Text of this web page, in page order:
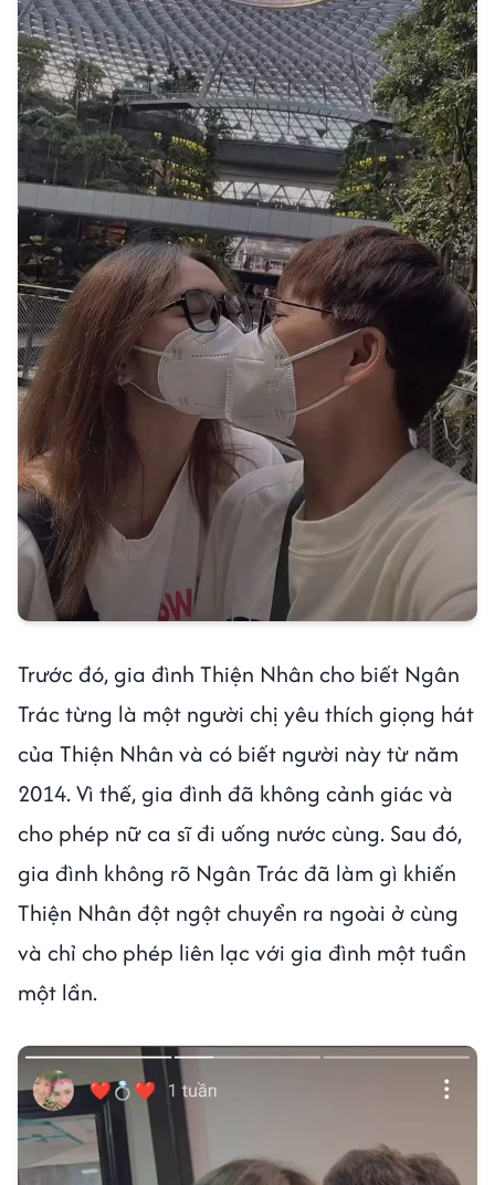
Trước đó, gia đình Thiện Nhân cho biết Ngân
Trác từng là một người chị yêu thích giọng hát
của Thiện Nhân và có biết người này từ năm
2014. Vì thế, gia đình đã không cảnh giác và
cho phép nữ ca sĩ đi uống nước cùng. Sau đó,
gia đình không rõ Ngân Trác đã làm gì khiến
Thiện Nhân đột ngột chuyển ra ngoài ở cùng
và chỉ cho phép liên lạc với gia đình một tuần
một lần.